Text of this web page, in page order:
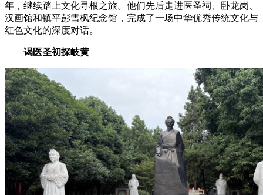
年，继续踏上文化寻根之旅。他们先后走进医圣祠、卧龙岗、
汉画馆和镇平彭雪枫纪念馆，完成了一场中华优秀传统文化与
红色文化的深度对话。
谒医圣初探岐黄